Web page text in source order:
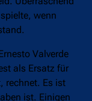
wenn
Valverde
als Ersatz für
rechnet. Es ist
ist. Einigen